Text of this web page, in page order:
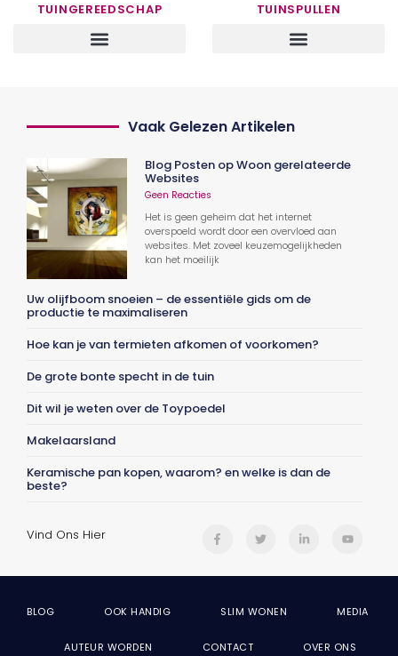
TUINGEREEDSCHAP TUINSPULLEN
Vaak Gelezen Artikelen
Blog Posten op Woon gerelateerde
Websites
Geen Reacties
Het is geen geheim dat het internet
overspoeld wordt door een overvloed aan
websites. Met zoveel keuzemogelijkheden
kan het moeilijk
Uw olijfboom snoeien – de essentiële gids om de
productie te maximaliseren
Hoe kan je van termieten afkomen of voorkomen?
De grote bonte specht in de tuin
Dit wil je weten over de Toypoedel
Makelaarsland
Keramische pan kopen, waarom? en welke is dan de
beste?
Vind Ons Hier
BLOG OOK HANDIG SLIM WONEN MEDIA
AUTEUR WORDEN CONTACT OVER ONS